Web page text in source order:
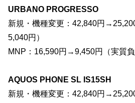
URBANO PROGRESSO
新規・機種変更：42,840円
5,040円）
MNP：16,590円→9,450円（実質負
AQUOS PHONE SL IS15SH
新規・機種変更：42,840円